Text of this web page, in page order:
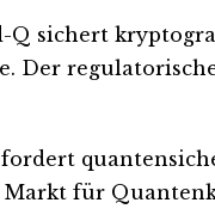
sichert
Der
fordert
für